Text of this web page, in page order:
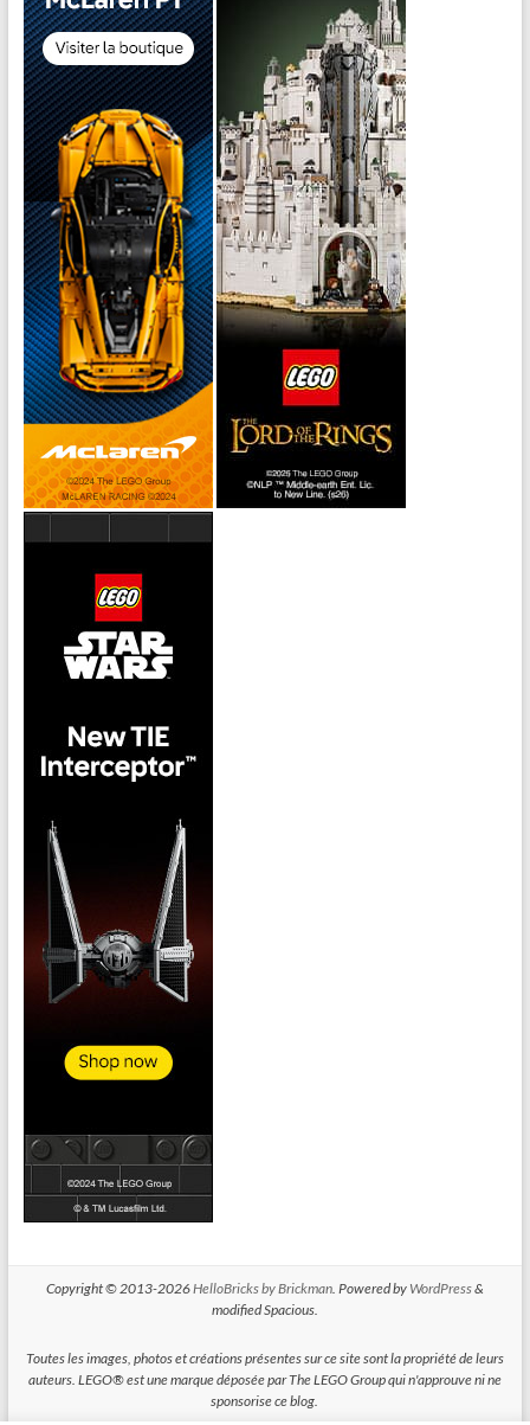
Copyright © 2013-2026HelloBricks by Brickman. Powered by WordPress&
modified Spacious.
Toutes les images, photos et créations présentes sur ce site sont la propriété de leurs
auteurs. LEGO® est une marque déposée par The LEGO Group qui n'approuve ni ne
sponsorise ce blog.